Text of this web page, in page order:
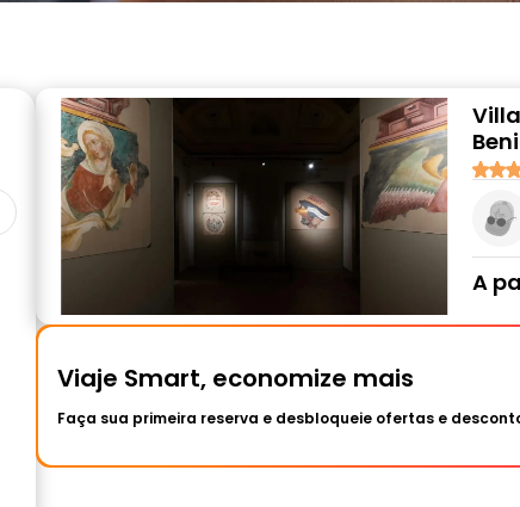
A
Viaje Smart, economize mais
Faça sua primeira reserva e desbloqueie ofertas e